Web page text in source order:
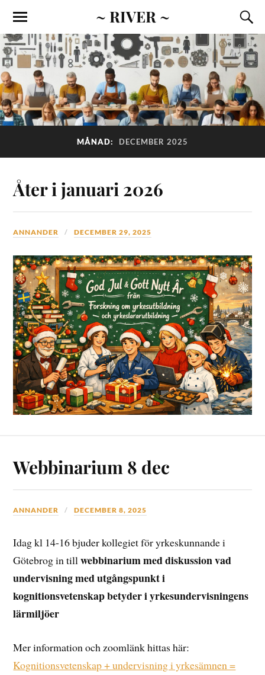
~ RIVER ~
MÅNAD: DECEMBER 2025
Åter i januari 2026
ANNANDER DECEMBER 29, 2025
Webbinarium 8 dec
ANNANDER DECEMBER 8, 2025
Idag kl 14-16 bjuder kollegiet för yrkeskunnande i
Götebrog in tillwebbinarium med diskussion vad
undervisning med utgångspunkt i
kognitionsvetenskap betyder i yrkesundervisningens
lärmiljöer
Mer information och zoomlänk hittas här:
Kognitionsvetenskap + undervisning i yrkesämnen =